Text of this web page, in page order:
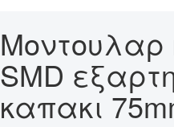
Μοντουλαρ
SMD
καπακι